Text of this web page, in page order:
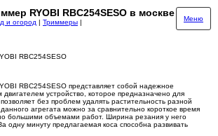
RYOBI RBC254SESO в москве
Меню
и огород | Триммеры |
RBC254SESO
RBC254SESO представляет собой надежное
устройство, которое предназначено для
без проблем удалять растительность разной
агрегата можно за сравнительно короткое время
большими объемами работ. Ширина резания у него
одну минуту предлагаемая коса способна развивать